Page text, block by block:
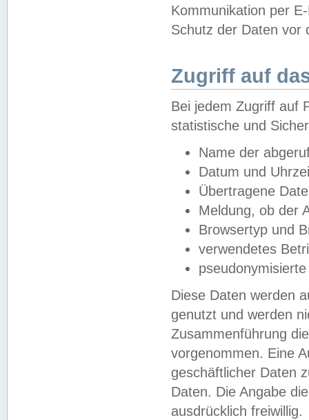
Kommunikation per
Schutz der Daten vor
Zugriff auf
Bei jedem Zugriff auf
statistische und
Name der
Datum und
Übertragene
Meldung, ob der
Browsertyp und
verwendetes
Diese Daten werden
genutzt und werden
Zusammenführung
vorgenommen. Eine
geschäftlicher Daten
Daten. Die Angabe
ausdrücklich freiwillig.